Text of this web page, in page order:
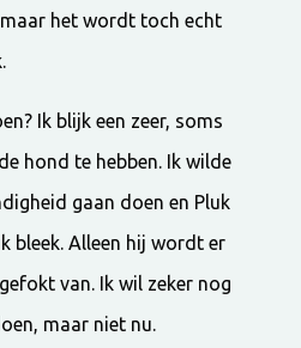
het wordt toch echt
Ik blijk een zeer, soms
hond te hebben. Ik wilde
gaan doen en Pluk
bleek. Alleen hij wordt er
van. Ik wil zeker nog
maar niet nu.